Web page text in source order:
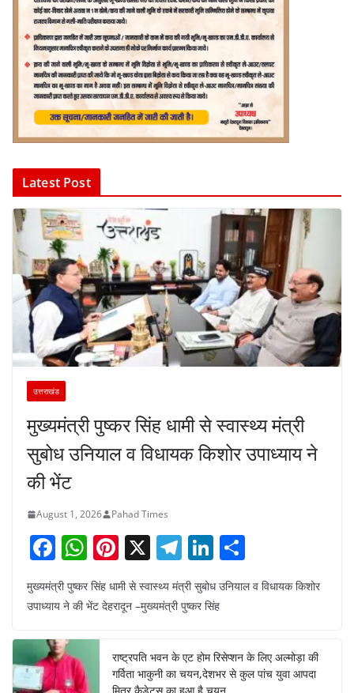
Latest Post
उत्तराखंड
मुख्यमंत्री पुष्कर सिंह धामी से स्वास्थ्य मंत्री
सुबोध उनियाल व विधायक किशोर उपाध्याय ने
की भेंट
August 1, 2026 Pahad Times
F
a
c
b
o
W
h
at
A
p
Pi
nt
er
e
st
X T
el
e
gr
a
m
Li
n
k
dI
n
ar
मुख्यमंत्री पुष्कर सिंह धामी से स्वास्थ्य मंत्री सुबोध उनियाल व विधायक किशोर
उपाध्याय ने की भेंट देहरादून –मुख्यमंत्री पुष्कर सिंह
राष्ट्रपति भवन के एट होम रिसेप्शन के लिए अल्मोड़ा की
गर्विता भाकुनी का चयन,देशभर से कुल पांच युवा आपदा